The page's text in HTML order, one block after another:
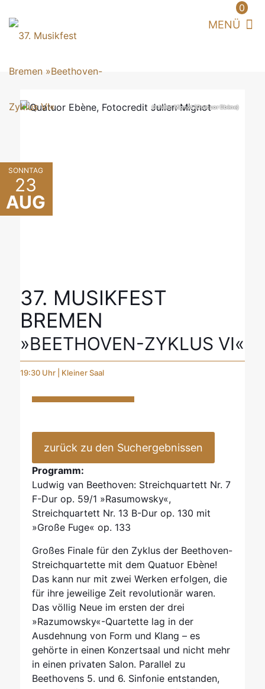
0
SONNTAG
23
AUG
© Julien Mignot (Quatuor Ebène)
37. MUSIKFEST
BREMEN
»BEETHOVEN-ZYKLUS VI«
19:30 Uhr | Kleiner Saal
zurück zu den Suchergebnissen
Programm:
Ludwig van Beethoven: Streichquartett Nr. 7
F-Dur op. 59/1 »Rasumowsky«,
Streichquartett Nr. 13 B-Dur op. 130 mit
»Große Fuge« op. 133
Großes Finale für den Zyklus der Beethoven-
Streichquartette mit dem Quatuor Ebène!
Das kann nur mit zwei Werken erfolgen, die
für ihre jeweilige Zeit revolutionär waren.
Das völlig Neue im ersten der drei
»Razumowsky«-Quartette lag in der
Ausdehnung von Form und Klang – es
gehörte in einen Konzertsaal und nicht mehr
in einen privaten Salon. Parallel zu
Beethovens 5. und 6. Sinfonie entstanden,